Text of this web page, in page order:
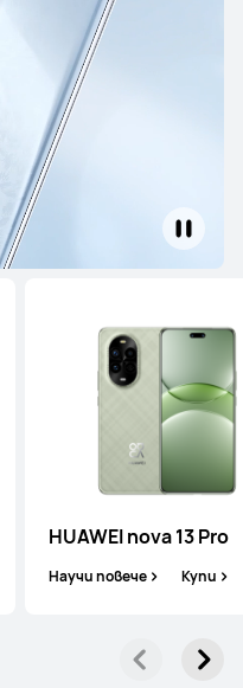
HUAWEI nova 13 Pro
Научи повече Купи
nova Series
HUAWEI Mate X7